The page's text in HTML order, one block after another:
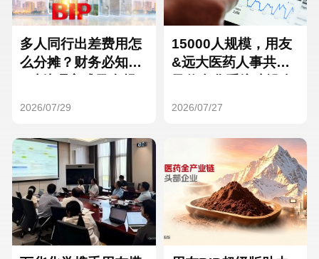
Hungary Mexico
Hong Kong Macau
多人同行出差费用怎
么分摊？财务必知的
2026/07/29
15000人规模，用友
&远大医药人事共享
2026/07/27